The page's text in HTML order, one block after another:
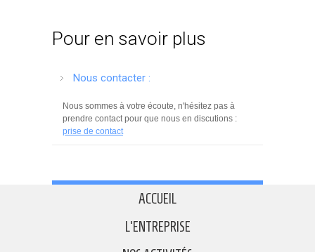
Pour en savoir plus
Nous contacter :
Nous sommes à votre écoute, n'hésitez pas à
prendre contact pour que nous en discutions :
prise de contact
ACCUEIL
L'ENTREPRISE